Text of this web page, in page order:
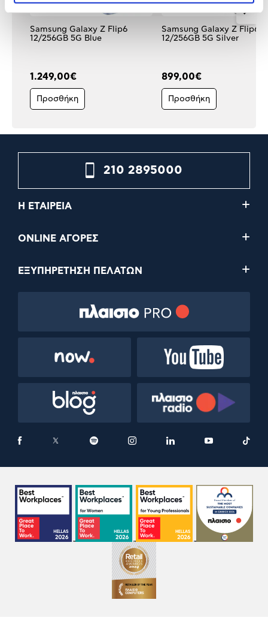
Samsung Galaxy Z Flip6
12/256GB 5G Blue
1.249,00€
Προσθήκη
Samsung Galaxy Z Flip6
12/256GB 5G Silver
899,00€
Προσθήκη
210 2895000
Η ΕΤΑΙΡΕΙΑ
ONLINE ΑΓΟΡΕΣ
ΕΞΥΠΗΡΕΤΗΣΗ ΠΕΛΑΤΩΝ